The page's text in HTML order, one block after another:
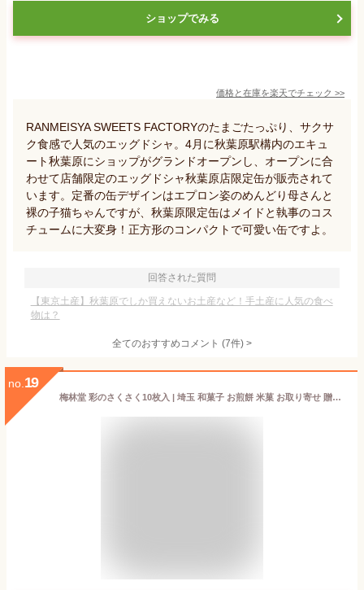
ショップでみる
価格と在庫を楽天でチェック >>
RANMEISYA SWEETS FACTORYのたまごたっぷり、サクサ
ク食感で人気のエッグドシャ。4月に秋葉原駅構内のエキュ
ート秋葉原にショップがグランドオープンし、オープンに合
わせて店舗限定のエッグドシャ秋葉原店限定缶が販売されて
います。定番の缶デザインはエプロン姿のめんどり母さんと
裸の子猫ちゃんですが、秋葉原限定缶はメイドと執事のコス
チュームに大変身！正方形のコンパクトで可愛い缶ですよ。
回答された質問
【東京土産】秋葉原でしか買えないお土産など！手土産に人気の食べ
物は？
全てのおすすめコメント (7件) >
no. 19
梅林堂 彩のさくさく10枚入 | 埼玉 和菓子 お煎餅 米菓 お取り寄せ 贈り物 サクサク 新食感 お土産 ギフト 個包装 御中元 帰省 母の日 敬老